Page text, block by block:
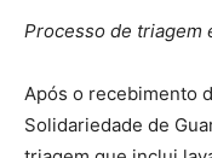
Processo de triagem
Após o recebimento
Solidariedade de